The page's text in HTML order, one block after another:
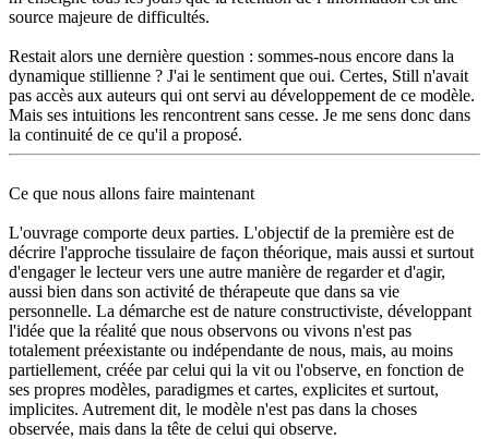
source majeure de difficultés.
Restait alors une dernière question : sommes-nous encore dans la
dynamique stillienne ? J'ai le sentiment que oui. Certes, Still n'avait
pas accès aux auteurs qui ont servi au développement de ce modèle.
Mais ses intuitions les rencontrent sans cesse. Je me sens donc dans
la continuité de ce qu'il a proposé.
Ce que nous allons faire maintenant
L'ouvrage comporte deux parties. L'objectif de la première est de
décrire l'approche tissulaire de façon théorique, mais aussi et surtout
d'engager le lecteur vers une autre manière de regarder et d'agir,
aussi bien dans son activité de thérapeute que dans sa vie
personnelle. La démarche est de nature constructiviste, développant
l'idée que la réalité que nous observons ou vivons n'est pas
totalement préexistante ou indépendante de nous, mais, au moins
partiellement, créée par celui qui la vit ou l'observe, en fonction de
ses propres modèles, paradigmes et cartes, explicites et surtout,
implicites. Autrement dit, le modèle n'est pas dans la choses
observée, mais dans la tête de celui qui observe.